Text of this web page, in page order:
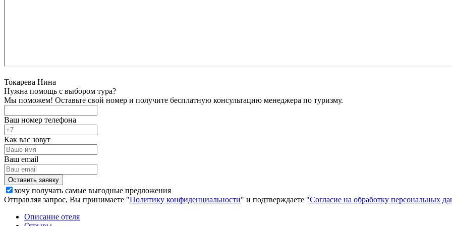
Токарева Нина
Нужна помощь с выбором тура?
Мы поможем! Оставьте свой номер и получите бесплатную консультацию менеджера по туризму.
Ваш номер телефона
Как вас зовут
Ваш email
хочу получать самые выгодные предложения
Отправляя запрос, Вы принимаете "Политику конфиденциальности" и подтверждаете "Согласие на обработку персональных
Описание отеля